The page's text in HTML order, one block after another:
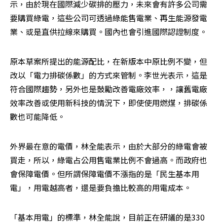
示，由於現在國際減少碳排的壓力，未來會有許多公司需
要購買綠電，這些公司可透過綠能售電業、再生能源發電
業、或是直供拉線來購買。國內也會引進國際認證制度。
原本草案所提出的能源配比，在新版本中原比例不變，但
改以「電力排碳係數」的方式來管制。李世光表示，這是
符合國際趨勢，另外也是鼓勵改善電廠效率，，讓舊電廠
效率改善或使用新科技的情況下，即使使用燃煤，排碳係
數也可能降低。
外界最在意的電價，林全能表示，由於大部分的綠電會被
買走，所以，綠電占公用售電業比例不會過高。而政府也
會保障電價。但所謂保障電價不漲指的是「民生基本用
電」，用電越高者，還是要負擔比較高的用電成本。
「基本用電」的標準，林全能說，目前正在研議的是330